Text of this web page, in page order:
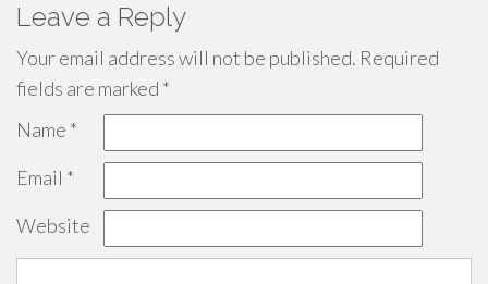
Leave a Reply
Your email address will not be published. Required
fields are marked *
Name *
Email *
Website